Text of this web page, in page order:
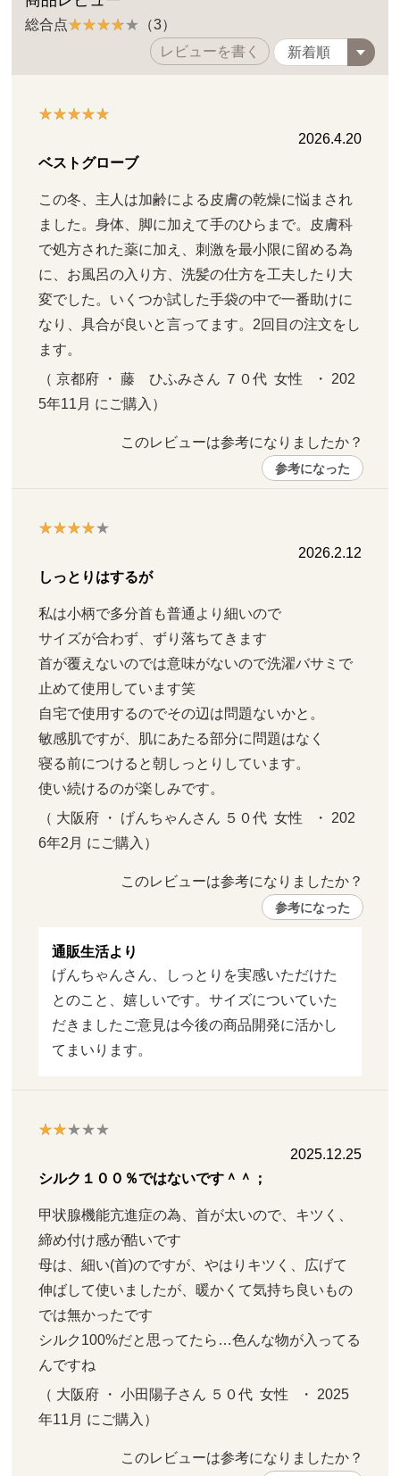
総合点
（3）
レビューを書く
2026.4.20
ベストグローブ
この冬、主人は加齢による皮膚の乾燥に悩まされ
ました。身体、脚に加えて手のひらまで。皮膚科
で処方された薬に加え、刺激を最小限に留める為
に、お風呂の入り方、洗髪の仕方を工夫したり大
変でした。いくつか試した手袋の中で一番助けに
なり、具合が良いと言ってます。2回目の注文をし
ます。
（ 京都府 ・ 藤　ひふみさん ７０代  女性   ・ 202
5年11月 にご購入）
このレビューは参考になりましたか？
参考になった
2026.2.12
しっとりはするが
私は小柄で多分首も普通より細いので
サイズが合わず、ずり落ちてきます
首が覆えないのでは意味がないので洗濯バサミで
止めて使用しています笑
自宅で使用するのでその辺は問題ないかと。
敏感肌ですが、肌にあたる部分に問題はなく
寝る前につけると朝しっとりしています。
使い続けるのが楽しみです。
（ 大阪府 ・ げんちゃんさん ５０代  女性   ・ 202
6年2月 にご購入）
このレビューは参考になりましたか？
参考になった
通販生活より
げんちゃんさん、しっとりを実感いただけた
とのこと、嬉しいです。サイズについていた
だきましたご意見は今後の商品開発に活かし
てまいります。
2025.12.25
シルク１００％ではないです＾＾；
甲状腺機能亢進症の為、首が太いので、キツく、
締め付け感が酷いです
母は、細い(首)のですが、やはりキツく、広げて
伸ばして使いましたが、暖かくて気持ち良いもの
では無かったです
シルク100%だと思ってたら…色んな物が入ってる
んですね
（ 大阪府 ・ 小田陽子さん ５０代  女性   ・ 2025
年11月 にご購入）
このレビューは参考になりましたか？